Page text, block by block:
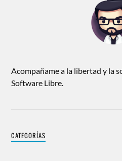
Acompañame a la libertad y la
Software Libre.
CATEGORÍAS